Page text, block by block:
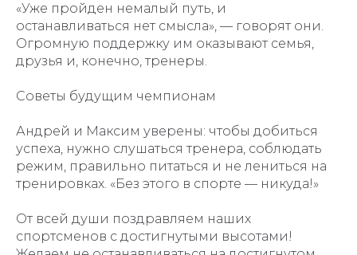
«Уже пройден немалый путь, и
останавливаться нет смысла», — говорят они.
Огромную поддержку им оказывают семья,
друзья и, конечно, тренеры.
Советы будущим чемпионам
Андрей и Максим уверены: чтобы добиться
успеха, нужно слушаться тренера, соблюдать
режим, правильно питаться и не лениться на
тренировках. «Без этого в спорте — никуда!»
От всей души поздравляем наших
спортсменов с достигнутыми высотами!